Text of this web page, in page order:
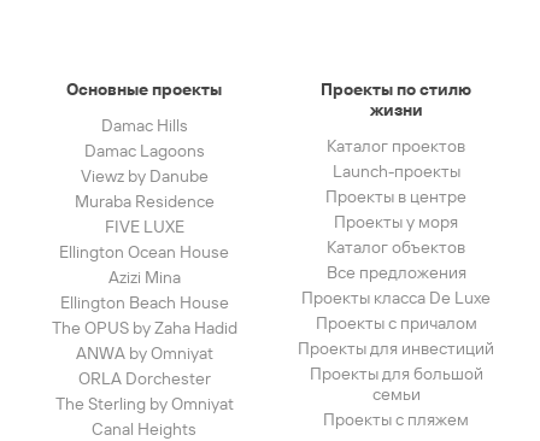
Основные проекты
Damac Hills
Damac Lagoons
Viewz by Danube
Muraba Residence
FIVE LUXE
Ellington Ocean House
Azizi Mina
Ellington Beach House
The OPUS by Zaha Hadid
ANWA by Omniyat
ORLA Dorchester
The Sterling by Omniyat
Canal Heights
Проекты по стилю
жизни
Каталог проектов
Launch-проекты
Проекты в центре
Проекты у моря
Каталог объектов
Все предложения
Проекты класса De Luxe
Проекты с причалом
Проекты для инвестиций
Проекты для большой
семьи
Проекты с пляжем